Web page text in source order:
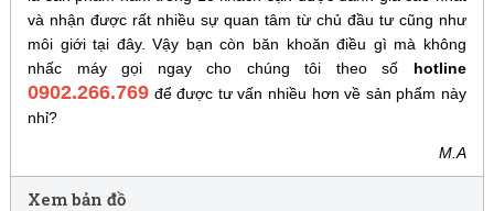
và nhận được rất nhiều sự quan tâm từ chủ đầu tư cũng như
môi giới tại đây. Vậy bạn còn băn khoăn điều gì mà không
nhấc máy gọi ngay cho chúng tôi theo số hotline
0902.266.769 để được tư vấn nhiều hơn về sản phẩm này
nhỉ?
M.A
Xem bản đồ